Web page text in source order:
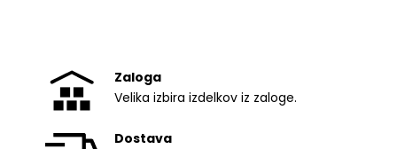
Zaloga
Velika izbira izdelkov iz zaloge.
Dostava